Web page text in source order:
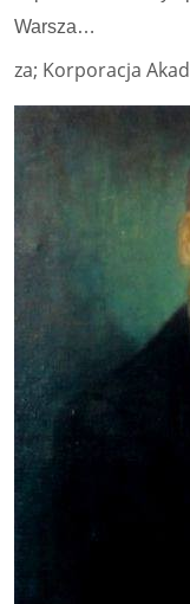
Warsza…
za; Korporacja